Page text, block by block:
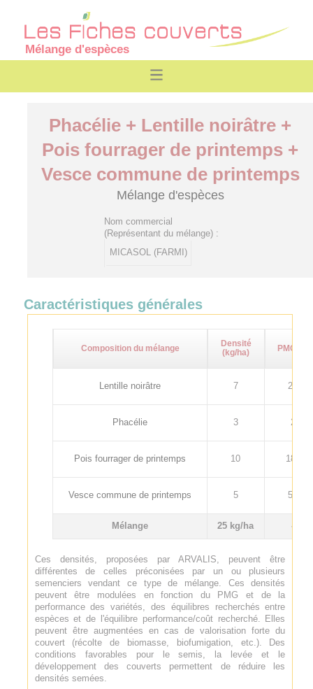
Mélange d'espèces
Phacélie + Lentille noirâtre +
Pois fourrager de printemps +
Vesce commune de printemps
Mélange d'espèces
Nom commercial
(Représentant du mélange) :
MICASOL (FARMI)
Caractéristiques générales
Composition du mélange
Densité
(kg/ha)
PMG (g)
Lentille noirâtre 7 20
Phacélie 3 2
Pois fourrager de printemps 10 180
Vesce commune de printemps 5 55
Mélange 25 kg/ha -
Ces densités, proposées par ARVALIS, peuvent être
différentes de celles préconisées par un ou plusieurs
semenciers vendant ce type de mélange. Ces densités
peuvent être modulées en fonction du PMG et de la
performance des variétés, des équilibres recherchés entre
espèces et de l'équilibre performance/coût recherché. Elles
peuvent être augmentées en cas de valorisation forte du
couvert (récolte de biomasse, biofumigation, etc.). Des
conditions favorables pour le semis, la levée et le
développement des couverts permettent de réduire les
densités semées.